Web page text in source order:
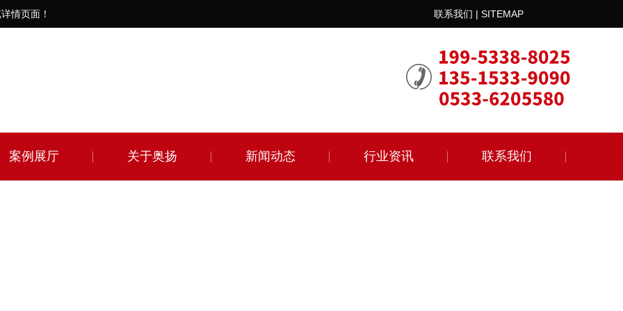
情页面！ 联系我们 | SITEMAP
案例展厅 关于奥扬 新闻动态 行业资讯 联系我们